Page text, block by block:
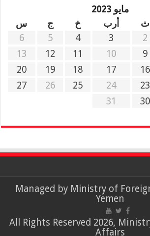
مايو 2023
ث أرب خ ج
س
2
3
4
5
6
9
10
11
12
13
16
17
18
19
20
23
24
25
26
27
30
31
Ministry of
Yemen
© All Rights Reserved 2026,
Affairs